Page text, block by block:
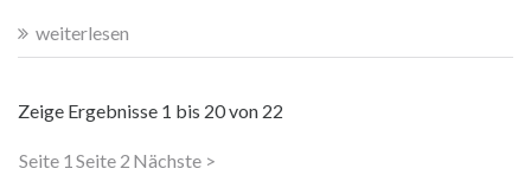
weiterlesen
Zeige Ergebnisse 1 bis 20von 22
Seite 1 Seite 2 Nächste >